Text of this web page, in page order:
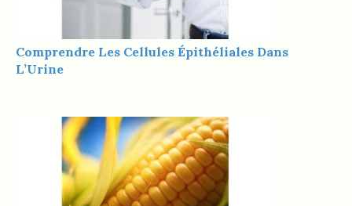
Comprendre Les Cellules Épithéliales Dans
L’Urine